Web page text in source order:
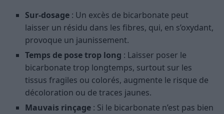
Sur-dosage : Un excès de bicarbonate peut
laisser un résidu dans les fibres, qui, en s’oxydant,
provoque un jaunissement.
Temps de pose trop long : Laisser poser le
bicarbonate trop longtemps, surtout sur les
tissus fragiles ou colorés, augmente le risque de
décoloration ou de traces jaunes.
Mauvais rinçage : Si le bicarbonate n’est pas bien